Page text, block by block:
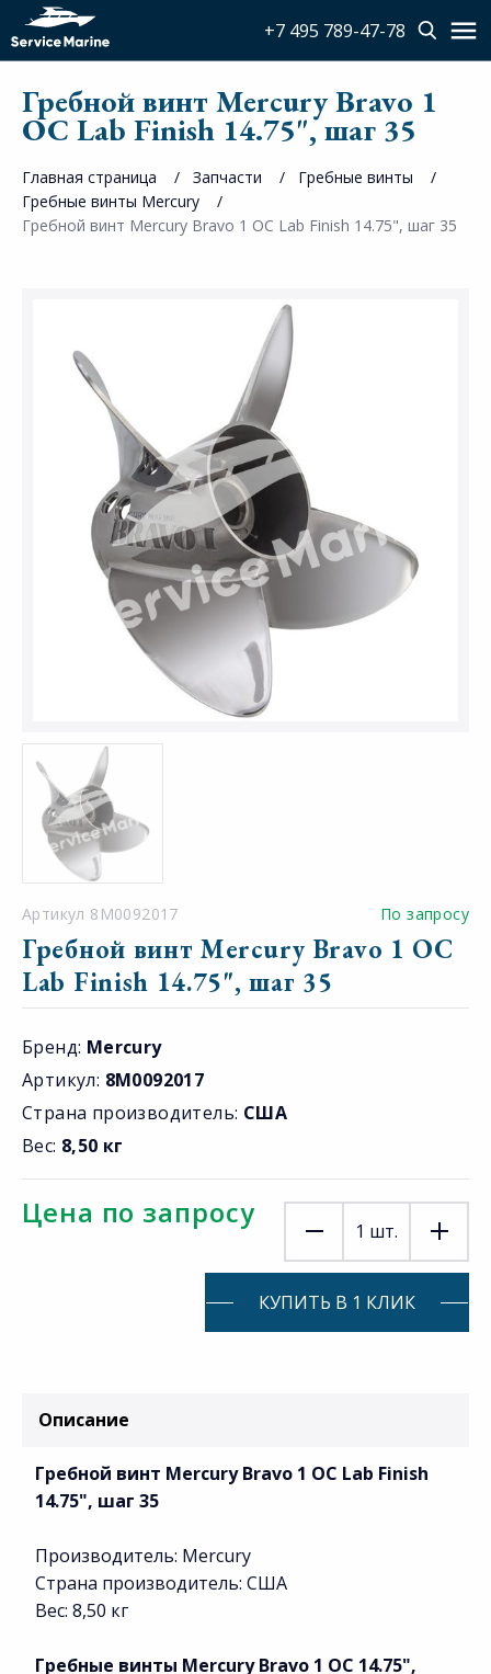
+7 495 789-47-78
Гребной винт Mercury Bravo 1
OC Lab Finish 14.75", шаг 35
Главная страница Запчасти
Гребные винты
Гребные винты Mercury
Гребной винт Mercury Bravo 1 OC Lab Finish 14.75", шаг 35
Артикул 8M0092017 По запросу
Гребной винт Mercury Bravo 1 OC
Lab Finish 14.75", шаг 35
Бренд: Mercury
Артикул: 8M0092017
Страна производитель: США
Вес: 8,50 кг
Цена по запросу
1 шт.
КУПИТЬ В 1 КЛИК
Описание
Гребной винт Mercury Bravo 1 OC Lab Finish
14.75", шаг 35
Производитель: Mercury
Страна производитель: США
Вес: 8,50 кг
Гребные винты Mercury Bravo 1 OC 14.75",